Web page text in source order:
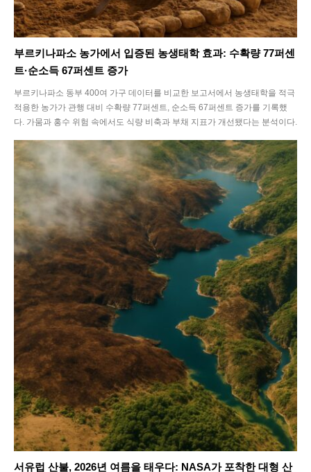
부르키나파소 농가에서 입증된 농생태학 효과: 수확량 77퍼센
트·순소득 67퍼센트 증가
부르키나파소 동부 400여 가구 데이터를 비교한 보고서에서 농생태학을 적극
적용한 농가가 관행 대비 수확량 77퍼센트, 순소득 67퍼센트 증가를 기록했
다. 가뭄과 홍수 위험 속에서도 식량 비축과 부채 지표가 개선됐다는 분석이다.
서유럽 산불, 2026년 여름을 태우다: NASA가 포착한 대형 산